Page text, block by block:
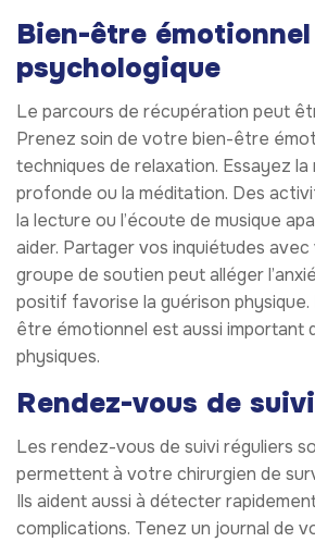
Bien-être
psychologique
Le parcours de récupération peut
Prenez soin de votre bien-être
techniques de relaxation. Essayez
profonde ou la méditation. Des
la lecture ou l’écoute de musique
aider. Partager vos inquiétudes
groupe de soutien peut alléger
positif favorise la guérison physique.
être émotionnel est aussi important
physiques.
Rendez-vous de suivi
Les rendez-vous de suivi réguliers
permettent à votre chirurgien de
Ils aident aussi à détecter
complications. Tenez un journal de